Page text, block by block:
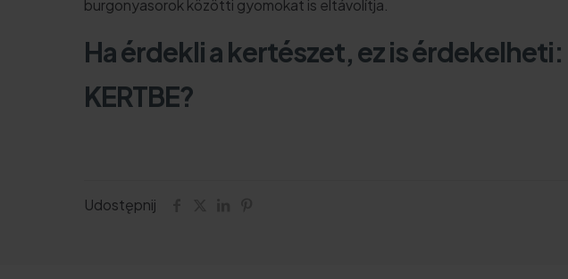
burgonyasorok közötti gyomokat is eltávolítja.
Ha érdekli a kertészet, ez is érdekelheti:
KERTBE?
Udostępnij